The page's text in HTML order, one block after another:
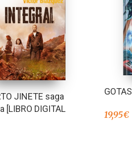
JINETE saga
[LIBRO DIGITAL
GOTAS
19,95€